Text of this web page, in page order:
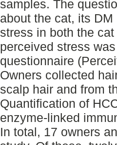
samples. The
about the cat, its
stress in both the
perceived stress
questionnaire
Owners collected
scalp hair and from
Quantification of
enzyme-linked
In total, 17 owners